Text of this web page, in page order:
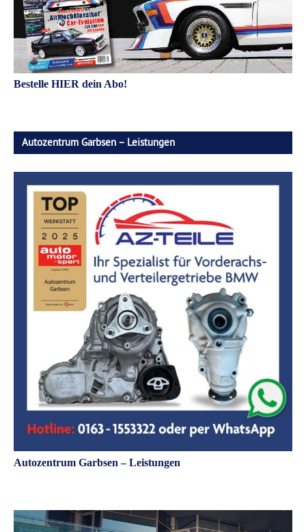
Bestelle HIER dein Abo!
Autozentrum Garbsen – Leistungen
Autozentrum Garbsen – Leistungen